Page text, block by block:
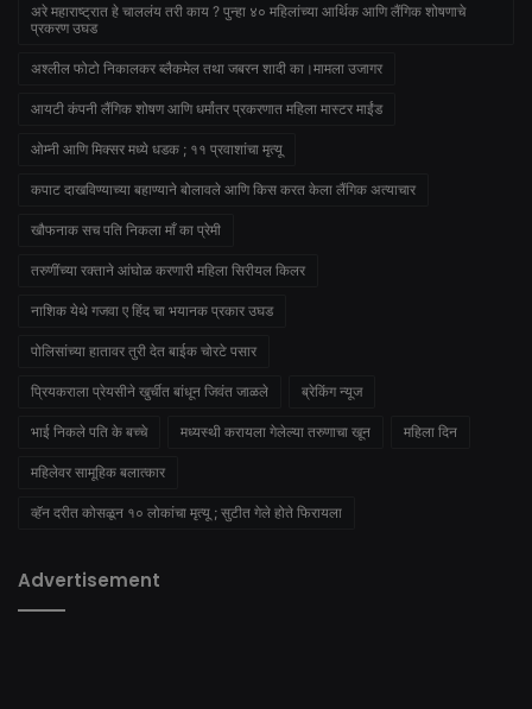
अरे महाराष्ट्रात हे चाललंय तरी काय ? पुन्हा ४० महिलांच्या आर्थिक आणि लैंगिक शोषणाचे
प्रकरण उघड
अश्लील फोटो निकालकर ब्लैकमेल तथा जबरन शादी का।मामला उजागर
आयटी कंपनी लैंगिक शोषण आणि धर्मांतर प्रकरणात महिला मास्टर माईंड
ओम्नी आणि मिक्सर मध्ये धडक ; ११ प्रवाशांचा मृत्यू
कपाट दाखविण्याच्या बहाण्याने बोलावले आणि किस करत केला लैंगिक अत्याचार
खौफनाक सच पति निकला माँ का प्रेमी
तरुणींच्या रक्ताने आंघोळ करणारी महिला सिरीयल किलर
नाशिक येथे गजवा ए हिंद चा भयानक प्रकार उघड
पोलिसांच्या हातावर तुरी देत बाईक चोरटे पसार
प्रियकराला प्रेयसीने खुर्चीत बांधून जिवंत जाळले ब्रेकिंग न्यूज
भाई निकले पति के बच्चे मध्यस्थी करायला गेलेल्या तरुणाचा खून महिला दिन
महिलेवर सामूहिक बलात्कार
व्हॅन दरीत कोसळून १० लोकांचा मृत्यू ; सुटीत गेले होते फिरायला
Advertisement